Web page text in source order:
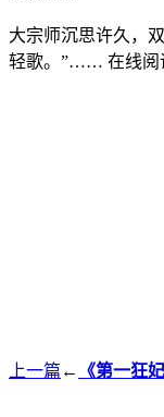
大宗师沉思许久，
轻歌。”…… 在线阅
上一篇 ← 《第一狂